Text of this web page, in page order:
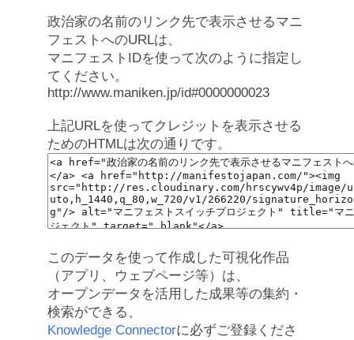
政治家の名前のリンク先で表示させるマニ
フェストへのURLは、
マニフェストIDを使って次のように指定し
てください。
http://www.maniken.jp/id#0000000023
上記URLを使ってクレジットを表示させる
ためのHTMLは次の通りです。
このデータを使って作成した可視化作品
（アプリ、ウェブページ等）は、
オープンデータを活用した成果等の集約・
検索ができる、
Knowledge Connectorに必ずご登録くださ